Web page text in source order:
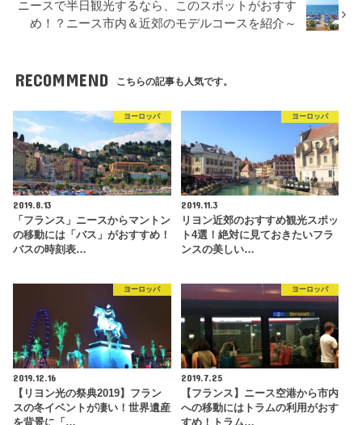
ニースで半日観光するなら、このスポットがおすす
め！？ニース市内＆近郊のモデルコースを紹介～
RECOMMEND こちらの記事も人気です。
ヨーロッパ
2019.8.13
「フランス」ニースからマントン
の移動には「バス」がおすすめ！
バスの時刻表…
ヨーロッパ
2019.11.3
リヨン近郊のおすすめ観光スポッ
ト4選！絶対に見ておきたいフラ
ンスの美しい…
ヨーロッパ
2019.12.16
【リヨン光の祭典2019】フラン
スの冬イベントが凄い！世界遺産
ヨーロッパ
2019.7.25
【フランス】ニース空港から市内
への移動にはトラムの利用がおす